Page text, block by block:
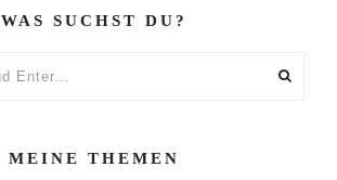
WAS SUCHST DU?
MEINE THEMEN